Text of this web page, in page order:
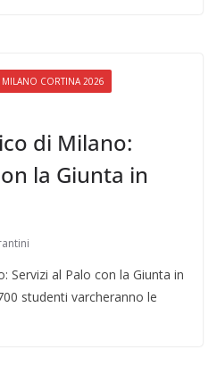
CORTINA 2026
di Milano:
la Giunta in
Servizi al Palo con la Giunta in
studenti varcheranno le